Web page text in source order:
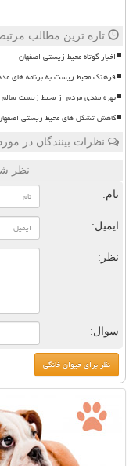
تازه ترین مطالب
اخبار کوتاه محیط زیستی اصفهان
فرهنگ محیط زیست به برنامه های
بهره مندی مردم از محیط زیست
کاهش تشکل های محیط زیستی اصفهان به ۲۱ مورد استانداری قول
نظرات بینندگان در
نظر
نام:
ایمیل:
نظر:
سوال: